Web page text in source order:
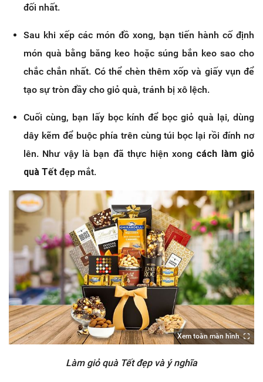
đối nhất.
Sau khi xếp các món đồ xong, bạn tiến hành cố định
món quà bằng băng keo hoặc súng bắn keo sao cho
chắc chắn nhất. Có thể chèn thêm xốp và giấy vụn để
tạo sự tròn đầy cho giỏ quà, tránh bị xô lệch.
Cuối cùng, bạn lấy bọc kính để bọc giỏ quà lại, dùng
dây kẽm để buộc phía trên cùng túi bọc lại rồi đính nơ
lên. Như vậy là bạn đã thực hiện xong cách làm giỏ
quà Tết đẹp mắt.
Xem toàn màn hình
Làm giỏ quà Tết đẹp và ý nghĩa